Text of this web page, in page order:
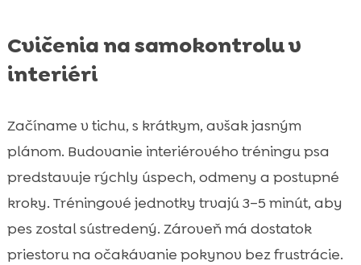
Cvičenia na samokontrolu v
interiéri
Začíname v tichu, s krátkym, avšak jasným
plánom. Budovanie interiérového tréningu psa
predstavuje rýchly úspech, odmeny a postupné
kroky. Tréningové jednotky trvajú 3–5 minút, aby
pes zostal sústredený. Zároveň má dostatok
priestoru na očakávanie pokynov bez frustrácie.